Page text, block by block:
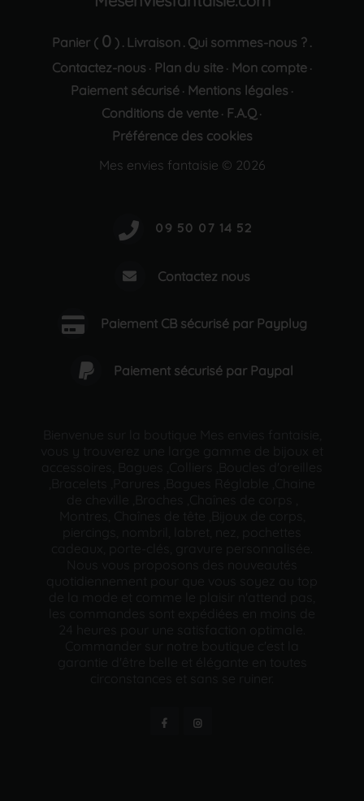
Panier ( 0 ) . Livraison . Qui sommes-nous ? .
Contactez-nous · Plan du site· Mon compte·
Paiement sécurisé· Mentions légales ·
Conditions de vente · F.A.Q ·
Préférence des cookies
Mes envies fantaisie © 2026
Contactez nous
Paiement CB sécurisé par Payplug
Paiement sécurisé par Paypal